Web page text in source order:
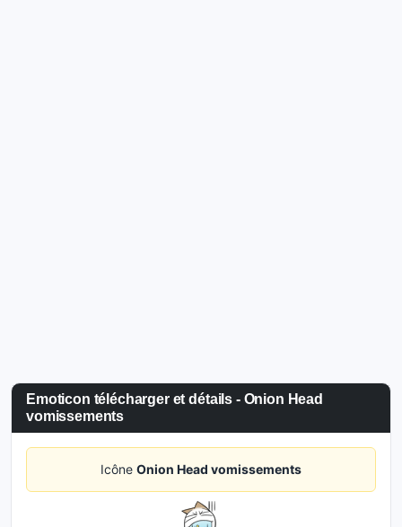
Emoticon télécharger et détails - Onion Head
vomissements
Icône Onion Head vomissements